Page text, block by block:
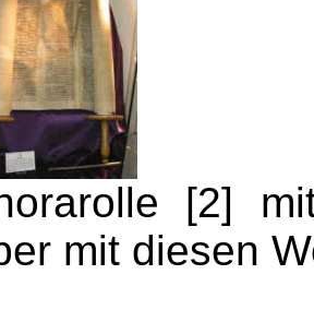
[2]
mit diesen